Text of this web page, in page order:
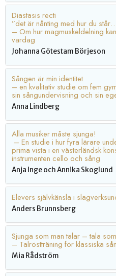
Diastasis recti
”det är nånting med hur du
– Om hur magmuskeldelning
vardag
Johanna Götestam Börjeson
Sången är min identitet
– en kvalitativ studie om fem
sin sångundervisning och sin
Anna Lindberg
Alla musiker måste sjunga!
– En studie i hur fyra lärare
prima vista i en västerländsk
instrumenten cello och sång
Anja Inge och Annika Skoglund
Elevers självkänsla i
Anders Brunnsberg
Sjunga som man talar – tala
– Talröstträning för klassiska
Mia Rådström